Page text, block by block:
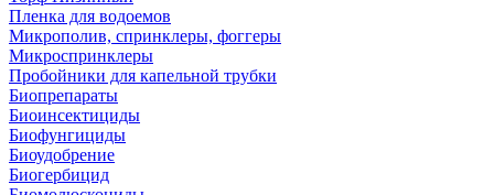
Пленка для водоемов
Микрополив, спринклеры, фоггеры
Микроспринклеры
Пробойники для капельной трубки
Биопрепараты
Биоинсектициды
Биофунгициды
Биоудобрение
Биогербицид